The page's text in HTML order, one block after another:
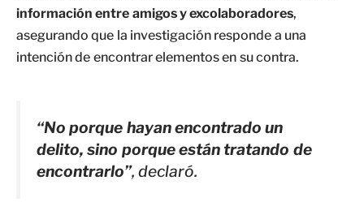
información entre amigos y excolaboradores,
asegurando que la investigación responde a una
intención de encontrar elementos en su contra.
“No porque hayan encontrado un
delito, sino porque están tratando de
encontrarlo”, declaró.